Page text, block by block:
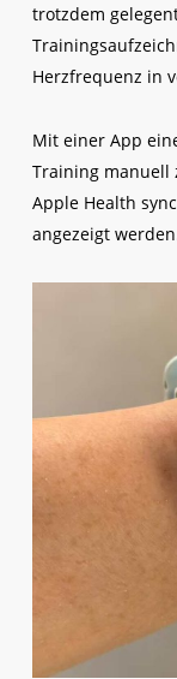
trotzdem
Herzfrequenz in
Mit einer App
Training manuell
Apple Health
angezeigt